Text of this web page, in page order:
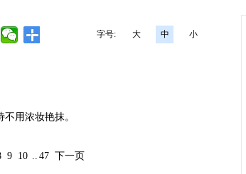
字号: 大 中 小
用浓妆艳抹。
9 10 .. 47 下一页